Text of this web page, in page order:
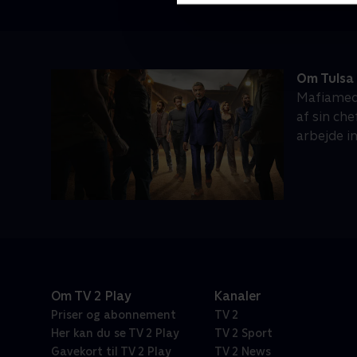
Om Tulsa
af sin
arbejde
Om TV 2 Play
Priser og abonnement
Her kan du se TV 2 Play
Gavekort til TV 2 Play
Kanaler
TV 2
TV 2 Sport
TV 2 News